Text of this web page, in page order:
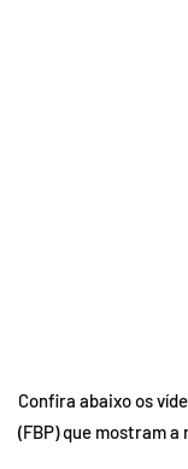
Confira abaixo os
(FBP) que mostram